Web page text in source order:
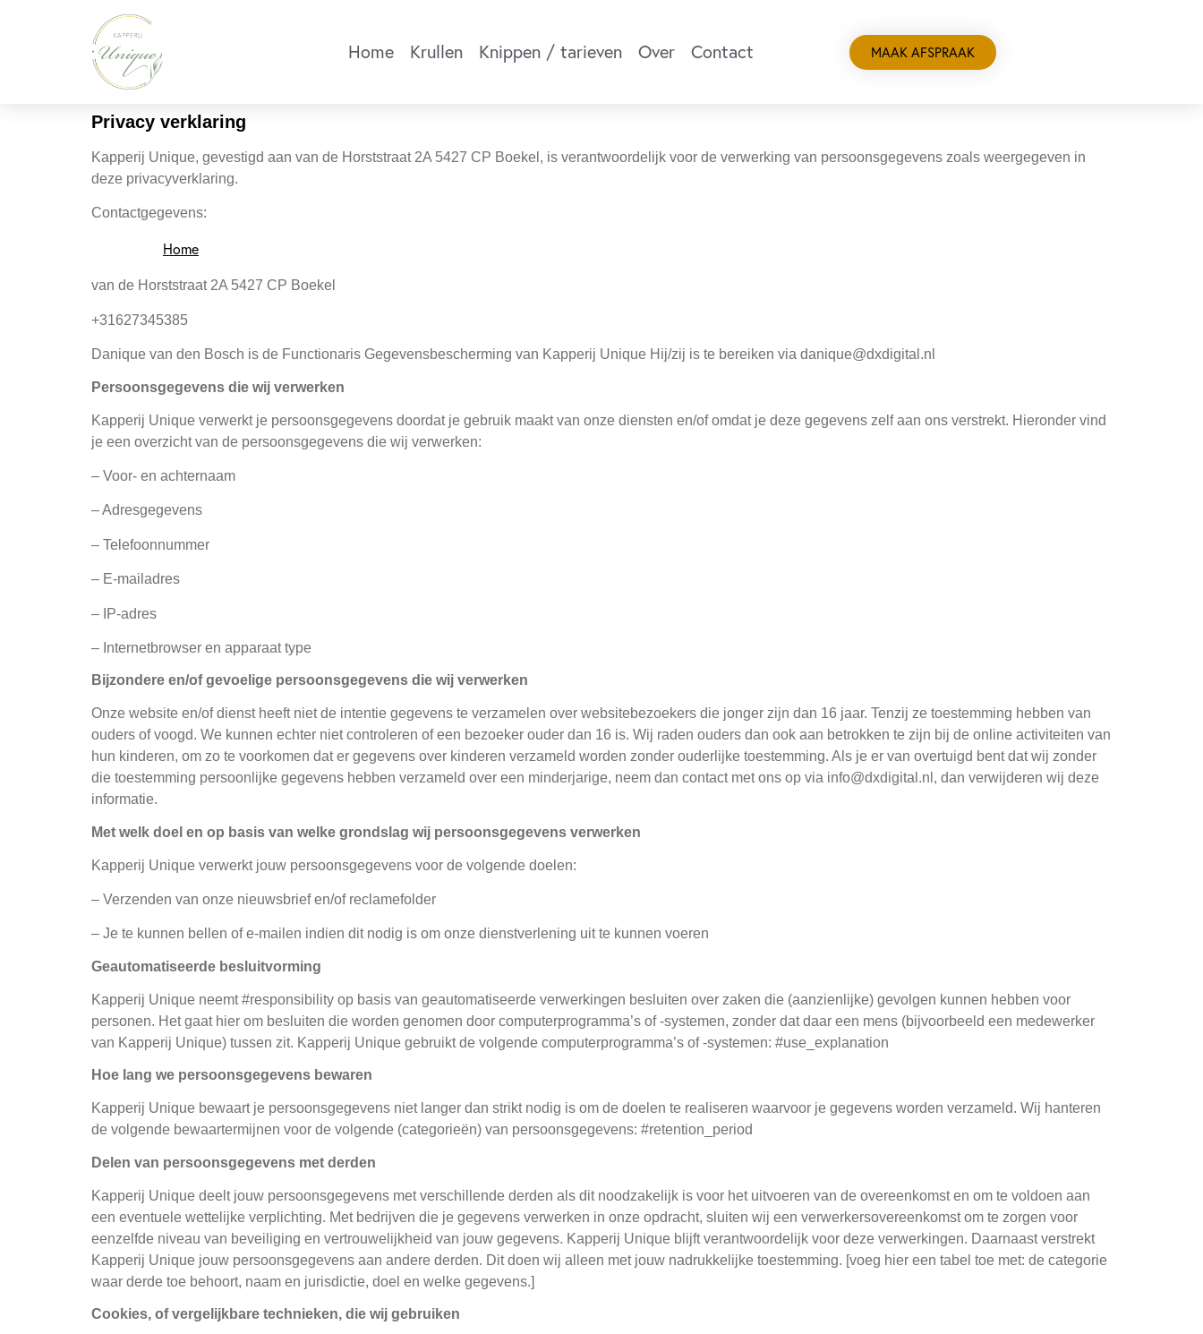
Home Krullen Knippen / tarieven Over Contact MAAK AFSPRAAK
Privacy verklaring
Kapperij Unique, gevestigd aan van de Horststraat 2A 5427 CP Boekel, is verantwoordelijk voor de verwerking van persoonsgegevens zoals weergegeven in
deze privacyverklaring.
Contactgegevens:
Home
van de Horststraat 2A 5427 CP Boekel
+31627345385
Danique van den Bosch is de Functionaris Gegevensbescherming van Kapperij Unique Hij/zij is te bereiken via danique@dxdigital.nl
Persoonsgegevens die wij verwerken
Kapperij Unique verwerkt je persoonsgegevens doordat je gebruik maakt van onze diensten en/of omdat je deze gegevens zelf aan ons verstrekt. Hieronder vind
je een overzicht van de persoonsgegevens die wij verwerken:
– Voor- en achternaam
– Adresgegevens
– Telefoonnummer
– E-mailadres
– IP-adres
– Internetbrowser en apparaat type
Bijzondere en/of gevoelige persoonsgegevens die wij verwerken
Onze website en/of dienst heeft niet de intentie gegevens te verzamelen over websitebezoekers die jonger zijn dan 16 jaar. Tenzij ze toestemming hebben van
ouders of voogd. We kunnen echter niet controleren of een bezoeker ouder dan 16 is. Wij raden ouders dan ook aan betrokken te zijn bij de online activiteiten van
hun kinderen, om zo te voorkomen dat er gegevens over kinderen verzameld worden zonder ouderlijke toestemming. Als je er van overtuigd bent dat wij zonder
die toestemming persoonlijke gegevens hebben verzameld over een minderjarige, neem dan contact met ons op via info@dxdigital.nl, dan verwijderen wij deze
informatie.
Met welk doel en op basis van welke grondslag wij persoonsgegevens verwerken
Kapperij Unique verwerkt jouw persoonsgegevens voor de volgende doelen:
– Verzenden van onze nieuwsbrief en/of reclamefolder
– Je te kunnen bellen of e-mailen indien dit nodig is om onze dienstverlening uit te kunnen voeren
Geautomatiseerde besluitvorming
Kapperij Unique neemt #responsibility op basis van geautomatiseerde verwerkingen besluiten over zaken die (aanzienlijke) gevolgen kunnen hebben voor
personen. Het gaat hier om besluiten die worden genomen door computerprogramma’s of -systemen, zonder dat daar een mens (bijvoorbeeld een medewerker
van Kapperij Unique) tussen zit. Kapperij Unique gebruikt de volgende computerprogramma’s of -systemen: #use_explanation
Hoe lang we persoonsgegevens bewaren
Kapperij Unique bewaart je persoonsgegevens niet langer dan strikt nodig is om de doelen te realiseren waarvoor je gegevens worden verzameld. Wij hanteren
de volgende bewaartermijnen voor de volgende (categorieën) van persoonsgegevens: #retention_period
Delen van persoonsgegevens met derden
Kapperij Unique deelt jouw persoonsgegevens met verschillende derden als dit noodzakelijk is voor het uitvoeren van de overeenkomst en om te voldoen aan
een eventuele wettelijke verplichting. Met bedrijven die je gegevens verwerken in onze opdracht, sluiten wij een verwerkersovereenkomst om te zorgen voor
eenzelfde niveau van beveiliging en vertrouwelijkheid van jouw gegevens. Kapperij Unique blijft verantwoordelijk voor deze verwerkingen. Daarnaast verstrekt
Kapperij Unique jouw persoonsgegevens aan andere derden. Dit doen wij alleen met jouw nadrukkelijke toestemming. [voeg hier een tabel toe met: de categorie
waar derde toe behoort, naam en jurisdictie, doel en welke gegevens.]
Cookies, of vergelijkbare technieken, die wij gebruiken